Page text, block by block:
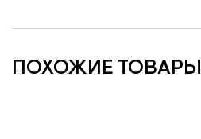
ПОХОЖИЕ ТОВАРЫ